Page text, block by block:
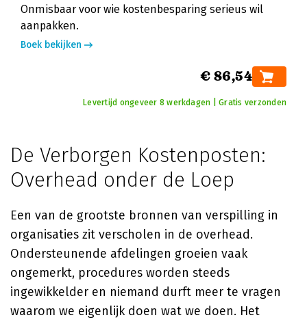
Onmisbaar voor wie kostenbesparing serieus wil
aanpakken.
Boek bekijken
€ 86,54
Levertijd ongeveer 8 werkdagen | Gratis verzonden
De Verborgen Kostenposten:
Overhead onder de Loep
Een van de grootste bronnen van verspilling in
organisaties zit verscholen in de overhead.
Ondersteunende afdelingen groeien vaak
ongemerkt, procedures worden steeds
ingewikkelder en niemand durft meer te vragen
waarom we eigenlijk doen wat we doen. Het